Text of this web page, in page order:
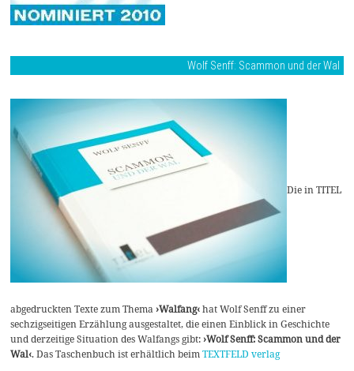
Wolf Senff: Scammon und der Wal
Die in TITEL
abgedruckten Texte zum Thema›Walfang‹hat Wolf Senff zu einer
sechzigseitigen Erzählung ausgestaltet, die einen Einblick in Geschichte
und derzeitige Situation des Walfangs gibt:›Wolf Senff: Scammon und der
Wal‹. Das Taschenbuch ist erhältlich beimTEXTFELD verlag